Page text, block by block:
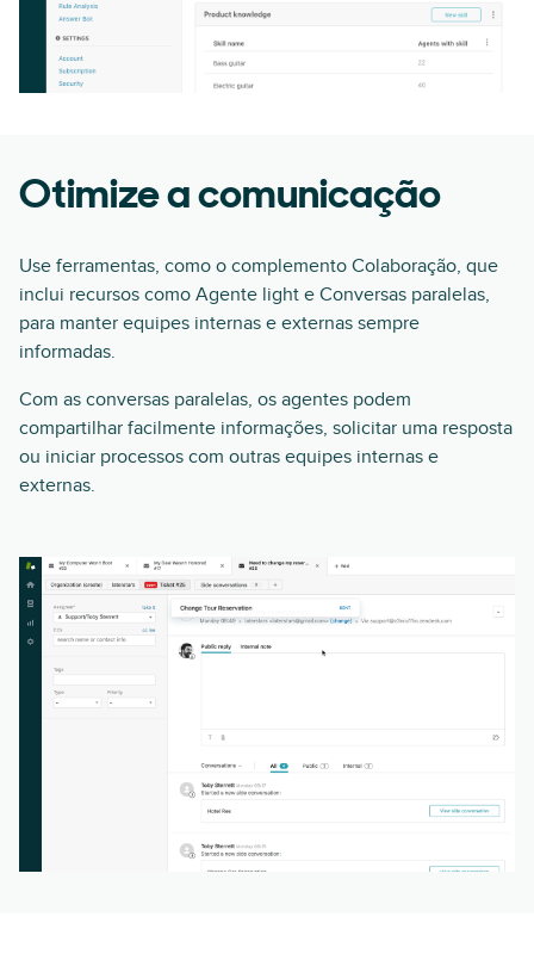
Otimize a comunicação
Use ferramentas, como o complemento Colaboração, que
inclui recursos como Agente light e Conversas paralelas,
para manter equipes internas e externas sempre
informadas.
Com as conversas paralelas, os agentes podem
compartilhar facilmente informações, solicitar uma resposta
ou iniciar processos com outras equipes internas e
externas.